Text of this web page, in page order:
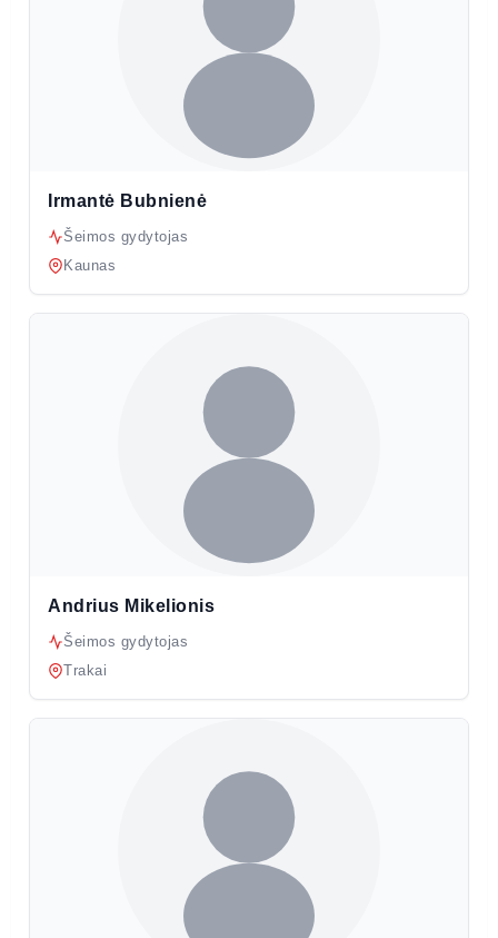
Irmantė Bubnienė
Šeimos gydytojas
Kaunas
Andrius Mikelionis
Šeimos gydytojas
Trakai